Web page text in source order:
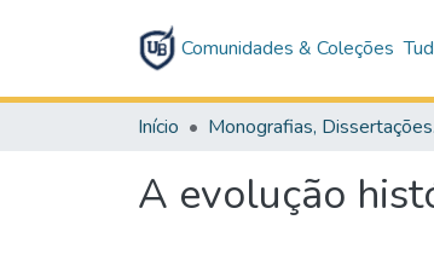
Comunidades & Coleções
Início
A evolução